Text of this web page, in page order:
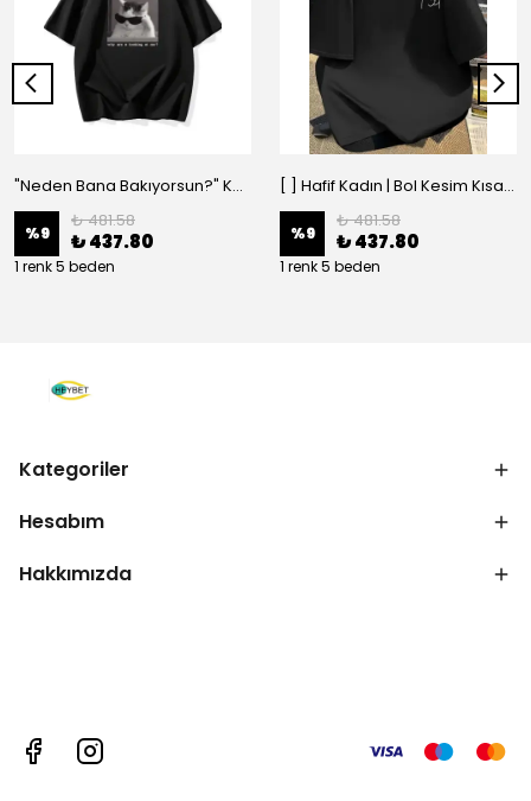
"Neden Bana Bakıyorsun?" Komik Kedi Grafik Tişört - Dijital Baskılı Siyah Bol - Siyah
%9
₺ 481.58
₺ 437.80
1 renk 5 beden
[ ] Hafif Kadın | Bol Kesim Kısa Kollu Yuvarlak Yaka Eğlenceli Karikatür Ayı ve - Siyah
%9
₺ 481.58
₺ 437.80
1 renk 5 beden
Kategoriler
Hesabım
Hakkımızda